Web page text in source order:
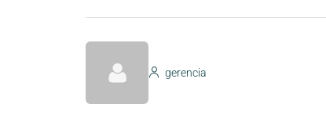
gerencia